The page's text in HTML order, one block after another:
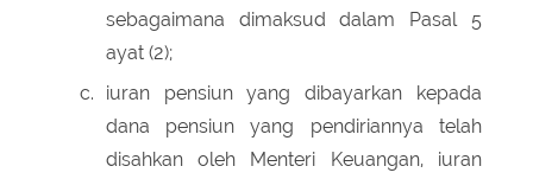
sebagaimana dimaksud dalam Pasal 5
ayat (2);
c.
iuran pensiun yang dibayarkan kepada
dana pensiun yang pendiriannya telah
disahkan oleh Menteri Keuangan, iuran